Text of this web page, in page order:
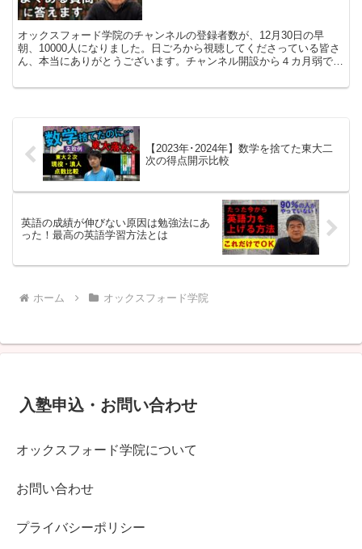
オックスフォード学院のチャンネルの登録者数が、12月30日の早
朝、10000人になりました。日ごろから視聴してくださっている皆さ
ん、本当にありがとうございます。チャンネル開設から４カ月弱で
【2023年･2024年】数学を捨てた東大二
次の得点開示比較
英語の成績が伸びない原因は勉強法にあ
った！最高の英語学習方法とは
ホーム オックスフォード学院
入塾申込・お問い合わせ
オックスフォード学院について
お問い合わせ
プライバシーポリシー